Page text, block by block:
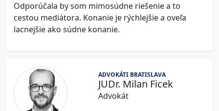
Odporúčala by som mimosúdne riešenie a to
cestou mediátora. Konanie je rýchlejšie a oveľa
lacnejšie ako súdne konanie.
ADVOKÁTI BRATISLAVA
JUDr. Milan Ficek
Advokát